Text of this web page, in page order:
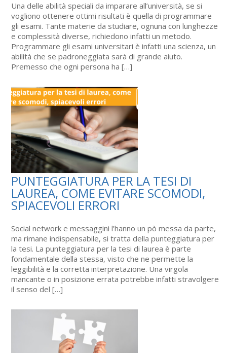
Una delle abilità speciali da imparare all’università, se si
vogliono ottenere ottimi risultati è quella di programmare
gli esami. Tante materie da studiare, ognuna con lunghezze
e complessità diverse, richiedono infatti un metodo.
Programmare gli esami universitari è infatti una scienza, un
abilità che se padroneggiata sarà di grande aiuto.
Premesso che ogni persona ha […]
PUNTEGGIATURA PER LA TESI DI
LAUREA, COME EVITARE SCOMODI,
SPIACEVOLI ERRORI
Social network e messaggini l’hanno un pò messa da parte,
ma rimane indispensabile, si tratta della punteggiatura per
la tesi. La punteggiatura per la tesi di laurea è parte
fondamentale della stessa, visto che ne permette la
leggibilità e la corretta interpretazione. Una virgola
mancante o in posizione errata potrebbe infatti stravolgere
il senso del […]